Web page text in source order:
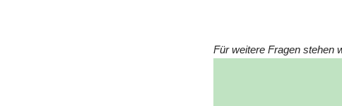
Für weitere Fragen stehen